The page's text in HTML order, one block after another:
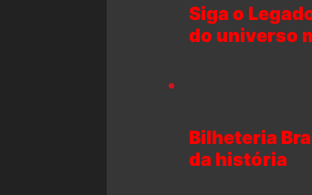
Siga o
do universo
Bilheteria
da história